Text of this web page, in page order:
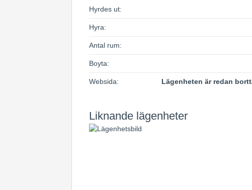
Hyrdes ut:
Hyra:
Antal rum:
Boyta:
Websida:
Lägenheten är redan
Liknande lägenheter